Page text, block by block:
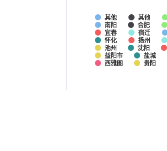
其他 其他
南阳
合肥
宜春
宿迁
怀化
扬州
池州
沈阳
益阳市
盐城
西雅图
贵阳